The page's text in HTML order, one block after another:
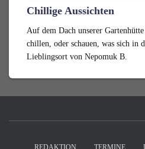
Chillige Aussichten
Auf dem Dach unserer
chillen, oder schauen, was sich in
Lieblingsort von Nepomuk B.
REDAKTION TERMINE